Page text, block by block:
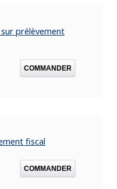
prélèvement
COMMANDER
fiscal
COMMANDER